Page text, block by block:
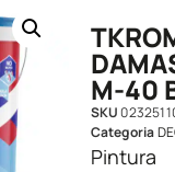
M-40
SKU
Categoria
Pintura